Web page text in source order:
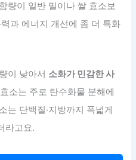
량이 일반 밀이나 쌀 효소보
과 에너지 개선에 좀 더 특화
이 낮아서 소화가 민감한 사
소는 주로 탄수화물 분해에
는 단백질·지방까지 폭넓게
라고요.